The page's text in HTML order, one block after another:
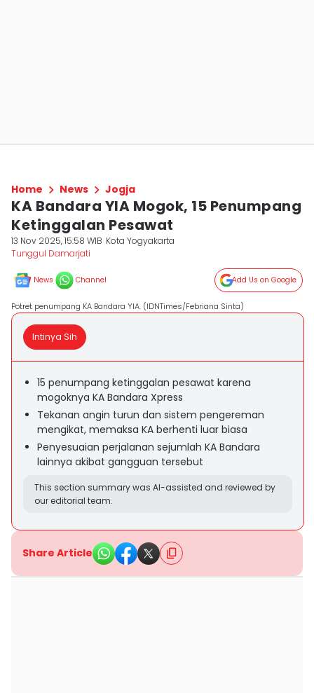
Home News Jogja
KA Bandara YIA Mogok, 15 Penumpang
Ketinggalan Pesawat
13 Nov 2025, 15:58 WIB Kota Yogyakarta
Tunggul Damarjati
News Channel Add Us on Google
Potret penumpang KA Bandara YIA. (IDNTimes/Febriana Sinta)
Intinya Sih
15 penumpang ketinggalan pesawat karena
mogoknya KA Bandara Xpress
Tekanan angin turun dan sistem pengereman
mengikat, memaksa KA berhenti luar biasa
Penyesuaian perjalanan sejumlah KA Bandara
lainnya akibat gangguan tersebut
This section summary was AI-assisted and reviewed by
our editorial team.
Share Article